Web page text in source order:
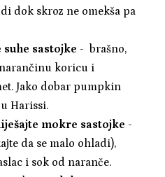
dok skroz ne omekša pa
sastojke - brašno,
narančinu koricu i
Jako dobar pumpkin
Harissi.
mokre sastojke -
da se malo ohladi),
i sok od naranče.